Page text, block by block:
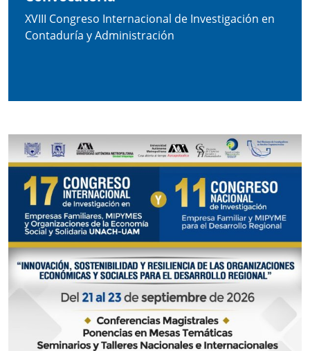
XVIII Congreso Internacional de Investigación en
Contaduría y Administración